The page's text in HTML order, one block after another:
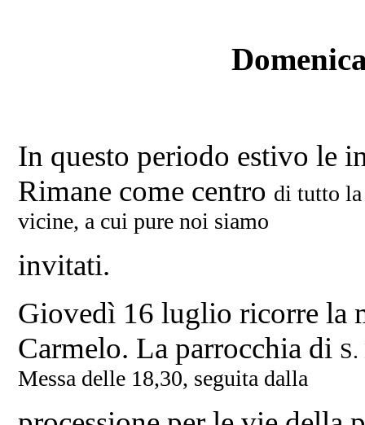
In questo periodo estivo le
Rimane come centro di tutto la
vicine, a cui pure noi siamo
invitati.
Giovedì 16 luglio ricorre la
Carmelo. La parrocchia di
Messa delle 18,30, seguita dalla